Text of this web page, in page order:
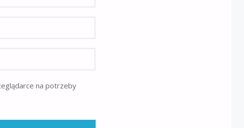
na potrzeby